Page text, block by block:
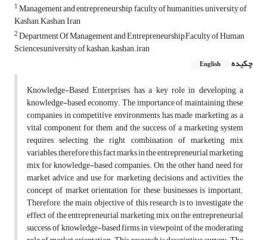
1Management and entrepreneurship, faculty of humanities, university of
Kashan, Kashan, Iran
2Department Of Management and Entrepreneurship,Faculty of Human
Sciences,university of kashan.kashan.iran
چکیده
English
Knowledge-Based Enterprises has a key role in developing a
knowledge-based economy. The importance of maintaining these
companies in competitive environments has made marketing as a
vital component for them, and the success of a marketing system
requires selecting the right combination of marketing mix
variables, therefore this fact marks in the entrepreneurial marketing
mix for knowledge-based companies. On the other hand, need for
market advice and use for marketing decisions and activities, the
concept of market orientation for these businesses is important.
Therefore, the main objective of this research is to investigate the
effect of the entrepreneurial marketing mix on the entrepreneurial
success of knowledge-based firms in viewpoint of the moderating